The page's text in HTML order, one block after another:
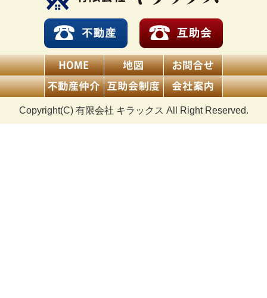
Copyright(C) 有限会社 キラックス All Right Reserved.